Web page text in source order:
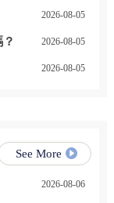
2026-08-05
2026-08-05
2026-08-05
See More
2026-08-06